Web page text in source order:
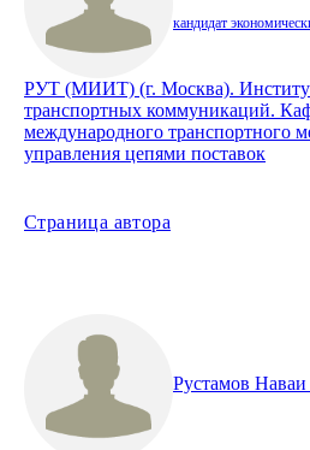
кандидат
РУТ (МИИТ) (г. Москва).
транспортных коммуникаций.
международного транспортного
управления цепями поставок
Страница автора
Рустамов